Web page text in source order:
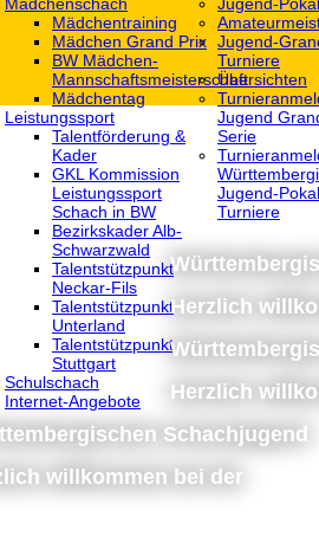
Mädchentraining
Mädchen Grand Prix
BW Mädchen-
Mannschaftsmeisterschaft
Mädchentag
Leistungssport
Talentförderung &
Kader
GKL Kommission
Leistungssport
Schach in BW
Bezirkskader Alb-
Schwarzwald
Talentstützpunkt
Neckar-Fils
Talentstützpunkt
Unterland
Talentstützpunkt
Stuttgart
Schulschach
Internet-Angebote
Jugend-
Turniere
Übersichten
Jugend
Serie
Jugend-
Turniere
Herzlich
Herzlich
Schachjugend
willkommen bei der